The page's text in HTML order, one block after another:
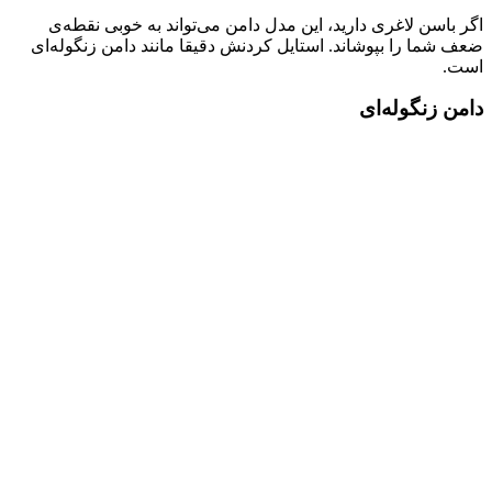
اگر باسن لاغری دارید، این مدل دامن می‌تواند به خوبی نقطه‌ی
ضعف شما را بپوشاند. استایل کردنش دقیقا مانند دامن زنگوله‌ای
است.
دامن زنگوله‌ای